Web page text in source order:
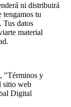
ni distribuirá
tengamos tu
Tus datos
material
"Términos y
sitio web
Digital